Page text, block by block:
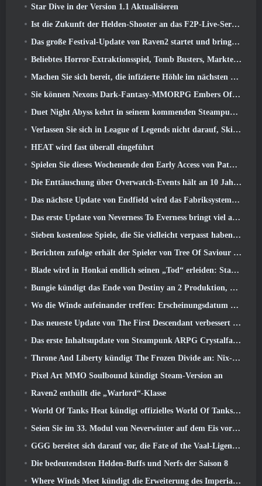
Star Dive in der Version 1.1 Aktualisieren
Ist die Zukunft der Helden-Shooter an das F2P-Live-Service-Modell gebunden??
Das große Festival-Update von Raven2 startet und bringt die neue Warlord-Klasse mit sich
Beliebtes Horror-Extraktionsspiel, Tomb Busters, Markteinführung im Westen
Machen Sie sich bereit, die infizierte Höhle im nächsten Update von Eterspire zu erkunden
Sie können Nexons Dark-Fantasy-MMORPG Embers Of The Uncrowned während des Steam Next Fest ausprobieren
Duet Night Abyss kehrt in seinem kommenden Steampunk-Update in den Frost von Icelake zurück
Verlassen Sie sich in League of Legends nicht darauf, Skins von Drittanbietern zu erhalten
HEAT wird fast überall eingeführt
Spielen Sie dieses Wochenende den Early Access von Path of Exile 2 kostenlos
Die Enttäuschung über Overwatch-Events hält an 10 Jahresjubiläum
Das nächste Update von Endfield wird das Fabriksystem verbessern
Das erste Update von Neverness To Everness bringt viel auf den Tisch
Sieben kostenlose Spiele, die Sie vielleicht verpasst haben und die Teil des Steam Ocean Fest sind
Berichten zufolge erhält der Spieler von Tree Of Saviour einen Sonderpreis für die Ausgabe von 100.000 US-Dollar im Spiel
Blade wird in Honkai endlich seinen „Tod“ erleiden: Star Rail-Version 4.3
Bungie kündigt das Ende von Destiny an 2 Produktion, während sie sich auf die Arbeit an neuen Projekten vorbereiten
Wo die Winde aufeinander treffen: Erscheinungsdatum der Erweiterung „Imperial Palace“ bekannt gegeben
Das neueste Update von The First Descendant verbessert den Farming-Loop und aktualisiert den Onslaught-Modus
Das erste Inhaltsupdate von Steampunk ARPG Crystalfall soll auf „wichtige Spielerbedenken“ eingehen
Throne And Liberty kündigt The Frozen Divide an: Nix-Update
Pixel Art MMO Soulbound kündigt Steam-Version an
Raven2 enthüllt die „Warlord“-Klasse
World Of Tanks Heat kündigt offizielles World Of Tanks an: HEAT-Startdatum
Seien Sie im 33. Modul von Neverwinter auf dem Eis vorsichtig, Beißende Kälte
GGG bereitet sich darauf vor, die Fate of the Vaal-Ligen von Path of Exile 2 vor der Veröffentlichung von Return Of The Ancients zu verschieben
Die bedeutendsten Helden-Buffs und Nerfs der Saison 8
Where Winds Meet kündigt die Erweiterung des Imperial Palace an und teilt eine „massive“ Content-Roadmap mit